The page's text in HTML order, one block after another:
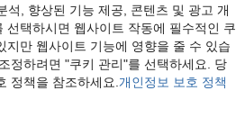
, 향상된 기능 제공, 콘텐츠 및 광고 개
택하시면 웹사이트 작동에 필수적인 쿠
만 웹사이트 기능에 영향을 줄 수 있습
정하려면 "쿠키 관리"를 선택하세요. 당
정책을 참조하세요. 개인정보 보호 정책